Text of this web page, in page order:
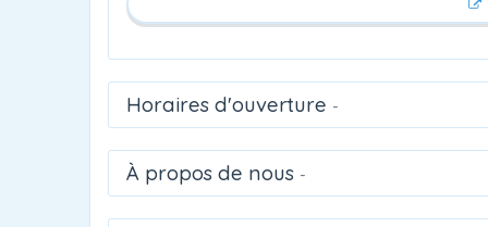
Horaires d'ouverture -
À propos de nous -